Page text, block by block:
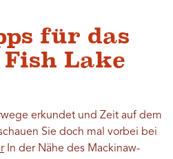
für das
Lake
erkundet und Zeit auf dem
Sie doch mal vorbei bei
In der Nähe des Mackinaw-